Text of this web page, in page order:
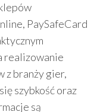
PaySafeCard
realizowanie
z branży gier,
szybkość oraz
są